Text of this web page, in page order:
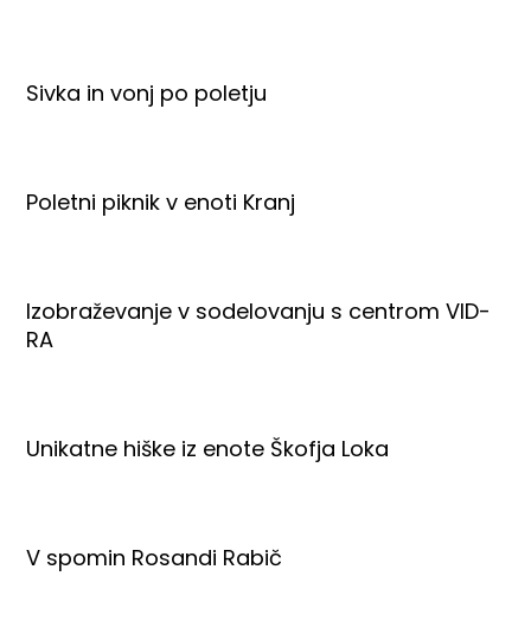
Sivka in vonj po poletju
Poletni piknik v enoti Kranj
Izobraževanje v sodelovanju s centrom VID-
RA
Unikatne hiške iz enote Škofja Loka
V spomin Rosandi Rabič